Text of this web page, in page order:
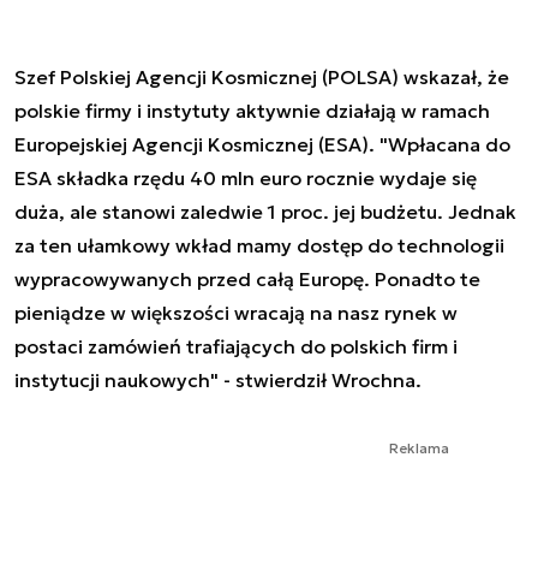
Szef Polskiej Agencji Kosmicznej (POLSA) wskazał, że
polskie firmy i instytuty aktywnie działają w ramach
Europejskiej Agencji Kosmicznej (ESA). "Wpłacana do
ESA składka rzędu 40 mln euro rocznie wydaje się
duża, ale stanowi zaledwie 1 proc. jej budżetu. Jednak
za ten ułamkowy wkład mamy dostęp do technologii
wypracowywanych przed całą Europę. Ponadto te
pieniądze w większości wracają na nasz rynek w
postaci zamówień trafiających do polskich firm i
instytucji naukowych" - stwierdził Wrochna.
Reklama